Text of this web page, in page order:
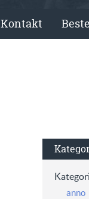
Kontakt
anno